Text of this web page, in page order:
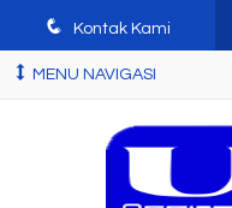
q Kontak Kami
MENU NAVIGASI